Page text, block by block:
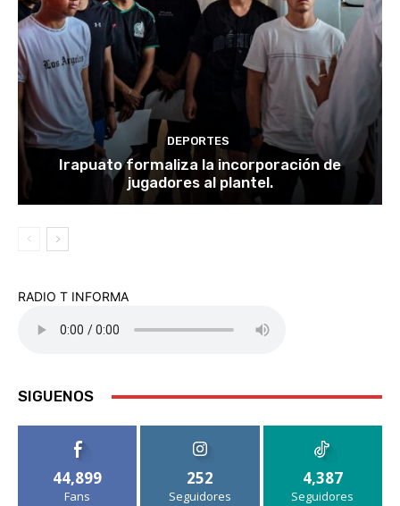
DEPORTES
Irapuato formaliza la incorporación de
jugadores al plantel.
RADIO T INFORMA
SIGUENOS
44,899
Fans
252
Seguidores
4,387
Seguidores